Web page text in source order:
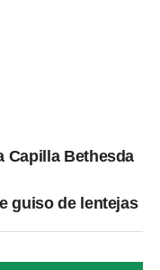
Capilla Bethesda
guiso de lentejas